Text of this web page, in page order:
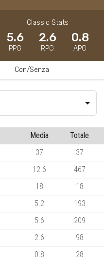
Classic Stats
5.6
PPG
2.6
RPG
0.8
APG
Con/Senza
Media
Totale
37
37
12.6
467
18
18
5.2
193
5.6
209
2.6
98
0.8
28